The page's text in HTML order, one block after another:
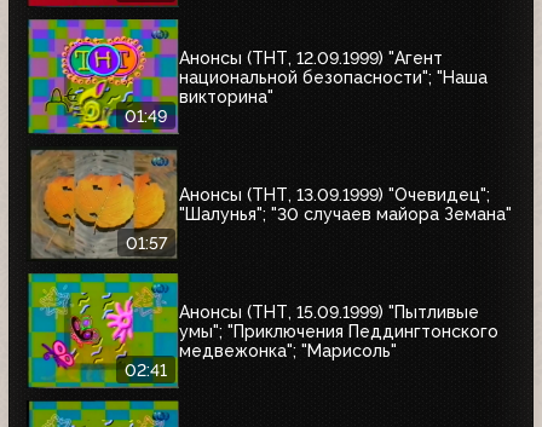
01:49
Анонсы (ТНТ, 12.09.1999) "Агент
национальной безопасности"; "Наша
викторина"
01:57
Анонсы (ТНТ, 13.09.1999) "Очевидец";
"Шалунья"; "30 случаев майора Земана"
02:41
Анонсы (ТНТ, 15.09.1999) "Пытливые
умы"; "Приключения Педдингтонского
медвежонка"; "Марисоль"